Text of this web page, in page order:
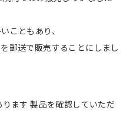
こともあり、
郵送で販売することにしまし
ります 製品を確認していただ